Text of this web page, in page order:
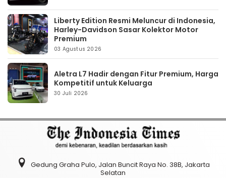
Liberty Edition Resmi Meluncur di Indonesia,
Harley-Davidson Sasar Kolektor Motor
Premium
03 Agustus 2026
Aletra L7 Hadir dengan Fitur Premium, Harga
Kompetitif untuk Keluarga
30 Juli 2026
Gedung Graha Pulo, Jalan Buncit Raya No. 38B, Jakarta
Selatan